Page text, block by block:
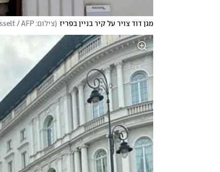
מגן דוד צויר על קיר בניין בפריז (צילום: Geoffroy Van Der Hasselt / AFP